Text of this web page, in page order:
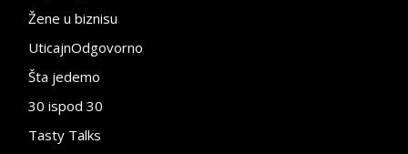
Žene u biznisu
UticajnOdgovorno
Šta jedemo
30 ispod 30
Tasty Talks